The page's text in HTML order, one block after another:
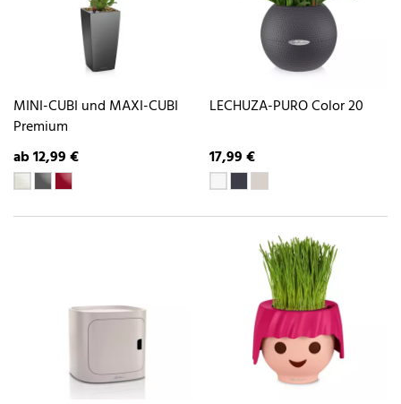
MINI-CUBI und MAXI-CUBI
Premium
ab 12,99 €
LECHUZA-PURO Color 20
17,99 €